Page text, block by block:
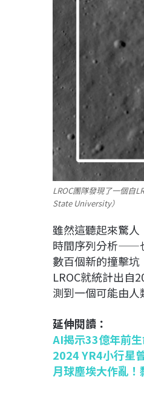
LROC團隊發現了一個自
State University）
雖然這聽起來驚
時間序列分析——
數百個新的撞擊坑
LROC就統計出自
測到一個可能由
延伸閱讀：
AI揭示33億年前
2024 YR4小行星
月球塵埃大作亂